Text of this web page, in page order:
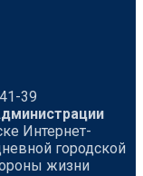
39
Интернет-
городской
жизни